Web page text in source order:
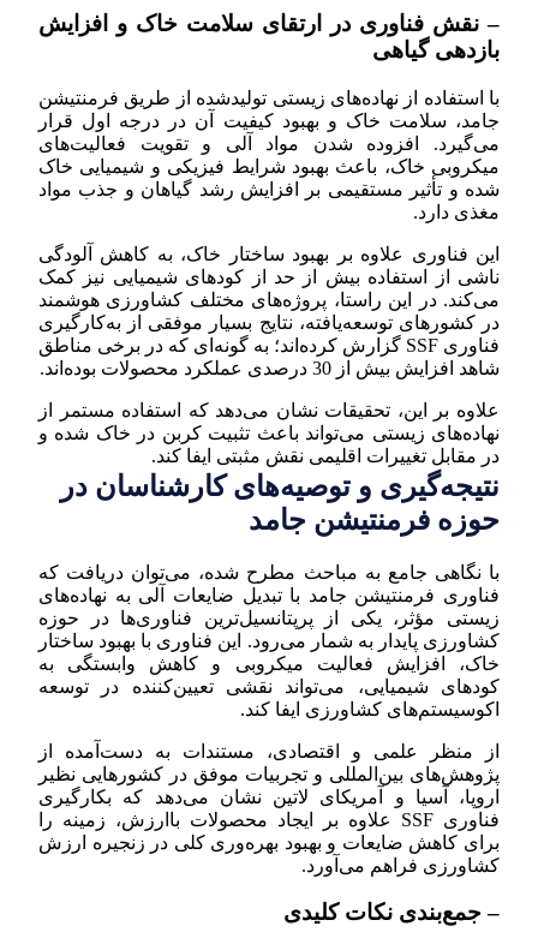
– نقش فناوری در ارتقای سلامت خاک و افزایش
بازدهی گیاهی
با استفاده از نهاده‌های زیستی تولیدشده از طریق فرمنتیشن
جامد، سلامت خاک و بهبود کیفیت آن در درجه اول قرار
می‌گیرد. افزوده شدن مواد آلی و تقویت فعالیت‌های
میکروبی خاک، باعث بهبود شرایط فیزیکی و شیمیایی خاک
شده و تأثیر مستقیمی بر افزایش رشد گیاهان و جذب مواد
مغذی دارد.
این فناوری علاوه بر بهبود ساختار خاک، به کاهش آلودگی
ناشی از استفاده بیش از حد از کودهای شیمیایی نیز کمک
می‌کند. در این راستا، پروژه‌های مختلف کشاورزی هوشمند
در کشورهای توسعه‌یافته، نتایج بسیار موفقی از به‌کارگیری
فناوری SSF گزارش کرده‌اند؛ به گونه‌ای که در برخی مناطق
شاهد افزایش بیش از 30 درصدی عملکرد محصولات بوده‌اند.
علاوه بر این، تحقیقات نشان می‌دهد که استفاده مستمر از
نهاده‌های زیستی می‌تواند باعث تثبیت کربن در خاک شده و
در مقابل تغییرات اقلیمی نقش مثبتی ایفا کند.
نتیجه‌گیری و توصیه‌های کارشناسان در
حوزه فرمنتیشن جامد
با نگاهی جامع به مباحث مطرح شده، می‌توان دریافت که
فناوری فرمنتیشن جامد با تبدیل ضایعات آلی به نهاده‌های
زیستی مؤثر، یکی از پرپتانسیل‌ترین فناوری‌ها در حوزه
کشاورزی پایدار به شمار می‌رود. این فناوری با بهبود ساختار
خاک، افزایش فعالیت میکروبی و کاهش وابستگی به
کودهای شیمیایی، می‌تواند نقشی تعیین‌کننده در توسعه
اکوسیستم‌های کشاورزی ایفا کند.
از منظر علمی و اقتصادی، مستندات به دست‌آمده از
پژوهش‌های بین‌المللی و تجربیات موفق در کشورهایی نظیر
اروپا، آسیا و آمریکای لاتین نشان می‌دهد که بکارگیری
فناوری SSF علاوه بر ایجاد محصولات باارزش، زمینه را
برای کاهش ضایعات و بهبود بهره‌وری کلی در زنجیره ارزش
کشاورزی فراهم می‌آورد.
– جمع‌بندی نکات کلیدی